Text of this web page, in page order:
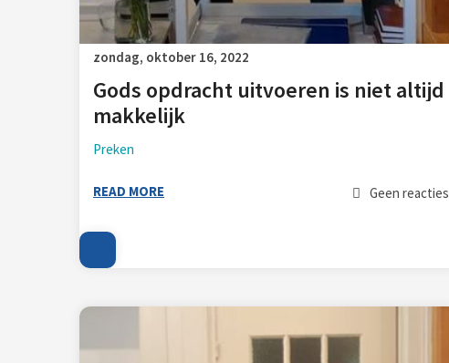
zondag, oktober 16, 2022
Gods opdracht uitvoeren is niet altijd
makkelijk
Preken
READ MORE Geen reacties